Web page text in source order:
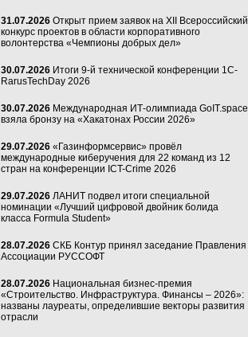
31.07.2026 Открыт прием заявок на XII Всероссийский
конкурс проектов в области корпоративного
волонтерства «Чемпионы добрых дел»
30.07.2026 Итоги 9-й технической конференции 1C-
RarusTechDay 2026
30.07.2026 Международная ИТ-олимпиада GoIT.space
взяла бронзу на «Хакатонах России 2026»
29.07.2026 «Газинформсервис» провёл
международные киберучения для 22 команд из 12
стран на конференции ICT-Crime 2026
29.07.2026 ЛАНИТ подвел итоги специальной
номинации «Лучший цифровой двойник болида
класса Formula Student»
28.07.2026 СКБ Контур принял заседание Правления
Ассоциации РУССОФТ
28.07.2026 Национальная бизнес-премия
«Строительство. Инфраструктура. Финансы – 2026»:
названы лауреаты, определившие векторы развития
отрасли